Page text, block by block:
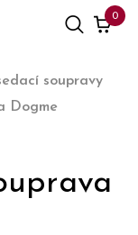
0
soupravy
Dogme